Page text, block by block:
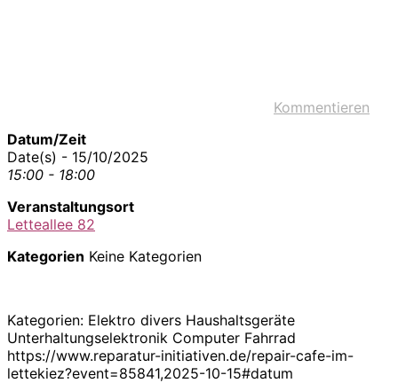
Kommentieren
Datum/Zeit
Date(s) - 15/10/2025
15:00 - 18:00
Veranstaltungsort
Letteallee 82
Kategorien Keine Kategorien
Kategorien: Elektro divers Haushaltsgeräte
Unterhaltungselektronik Computer Fahrrad
https://www.reparatur-initiativen.de/repair-cafe-im-
lettekiez?event=85841,2025-10-15#datum